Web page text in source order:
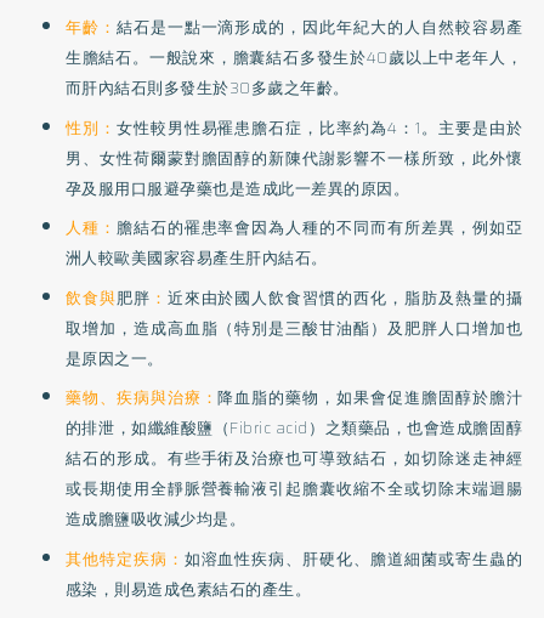
年齡： 結石是一點一滴形成的，因此年紀大的人自然較容易產
生膽結石。一般說來，膽囊結石多發生於40歲以上中老年人，
而肝內結石則多發生於30多歲之年齡。
性別： 女性較男性易罹患膽石症，比率約為4：1。主要是由於
男、女性荷爾蒙對膽固醇的新陳代謝影響不一樣所致，此外懷
孕及服用口服避孕藥也是造成此一差異的原因。
人種： 膽結石的罹患率會因為人種的不同而有所差異，例如亞
洲人較歐美國家容易產生肝內結石。
飲食與肥胖 ： 近來由於國人飲食習慣的西化，脂肪及熱量的攝
取增加，造成高血脂 （特別是三酸甘油酯）及肥胖人口增加也
是原因之一。
藥物、疾病與治療：降血脂的藥物，如果會促進膽固醇於膽汁
的排泄，如纖維酸鹽（Fibric acid）之類藥品，也會造成膽固醇
結石的形成。有些手術及治療也可導致結石，如切除迷走神經
或長期使用全靜脈營養輸液引起膽囊收縮不全或切除末端迴腸
造成膽鹽吸收減少均是。
其他特定疾病： 如溶血性疾病、肝硬化、膽道細菌或寄生蟲的
感染，則易造成色素結石的產生。